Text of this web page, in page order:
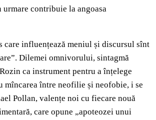
contribuie la angoasa
care influențează meniul și discursul sînt
Dilemei omnivorului, sintagmă
ca instrument pentru a înțelege
mîncarea între neofilie și neofobie, i se
Pollan, valențe noi cu fiecare nouă
care opune „apoteozei unui